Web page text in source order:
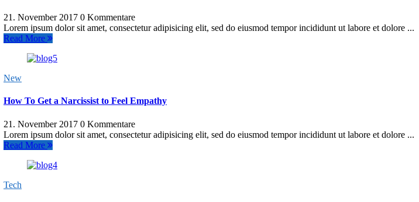
21. November 2017 0 Kommentare
Lorem ipsum dolor sit amet, consectetur adipisicing elit, sed do eiusmod tempor incididunt ut labore et dolore ...
Read More
New
How To Get a Narcissist to Feel Empathy
21. November 2017 0 Kommentare
Lorem ipsum dolor sit amet, consectetur adipisicing elit, sed do eiusmod tempor incididunt ut labore et dolore ...
Read More
Tech